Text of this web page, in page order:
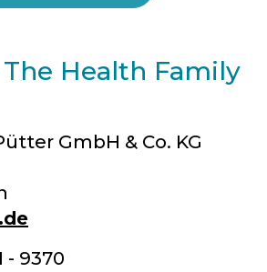
The Health Family
GmbH & Co. KG
- 9370